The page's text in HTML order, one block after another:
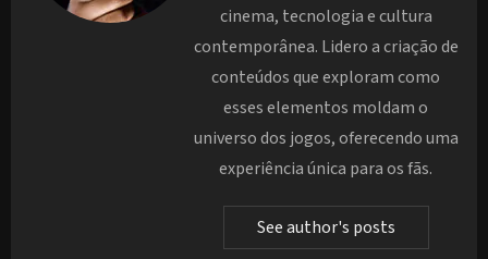
cinema, tecnologia e cultura
contemporânea. Lidero a criação de
conteúdos que exploram como
esses elementos moldam o
universo dos jogos, oferecendo uma
experiência única para os fãs.
See author's posts